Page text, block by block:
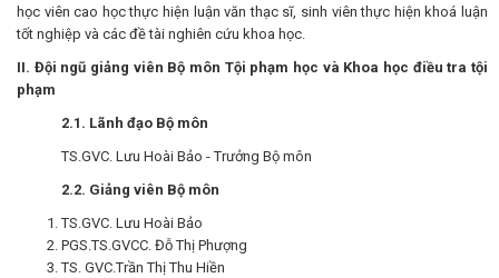
học viên cao học thực hiện luận văn thạc sĩ, sinh viên thực hiện khoá luận
tốt nghiệp và các đề tài nghiên cứu khoa học.
II. Đội ngũ giảng viên Bộ môn Tội phạm học và Khoa học điều tra tội
phạm
2.1. Lãnh đạo Bộ môn
TS.GVC. Lưu Hoài Bảo - Trưởng Bộ môn
2.2. Giảng viên Bộ môn
TS.GVC. Lưu Hoài Bảo
PGS.TS.GVCC. Đỗ Thị Phượng
TS. GVC.Trần Thị Thu Hiền